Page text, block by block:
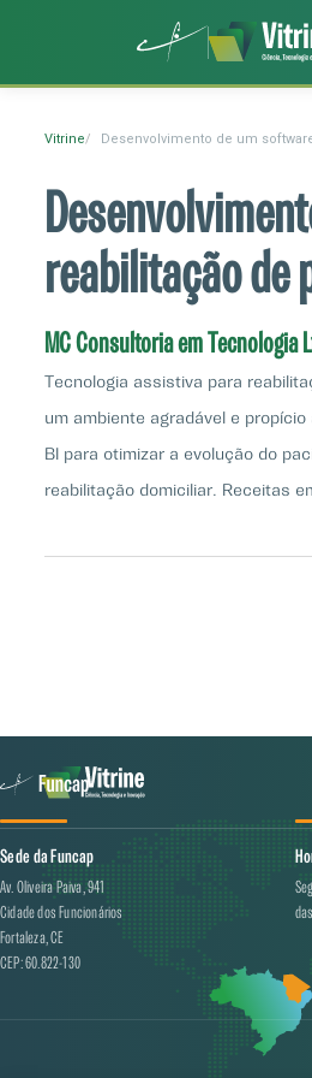
Vitrine Desenvolvimento de um
reabilitação de
MC Consultoria em Tecnologia
Tecnologia assistiva para
um ambiente agradável e
BI para otimizar a evolução do
reabilitação domiciliar. Receitas
Sede da Funcap
Av. Oliveira Paiva, 941
Cidade dos Funcionários
Fortaleza, CE
CEP: 60.822-130